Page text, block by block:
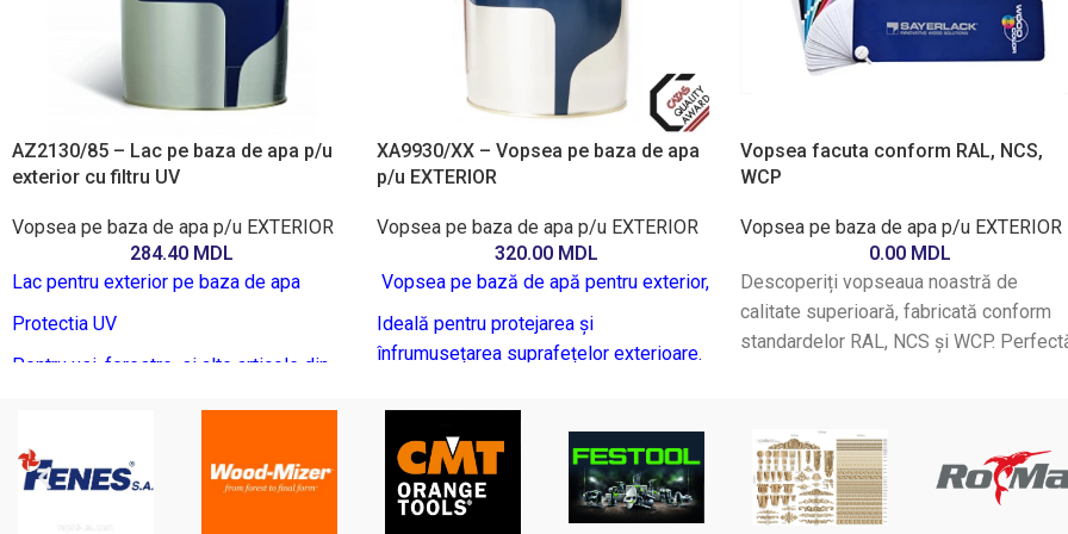
AZ2130/85 – Lac pe baza de apa p/u
exterior cu filtru UV
Vopsea pe baza de apa p/u EXTERIOR
284.40 MDL
Lac pentru exterior pe baza de apa
Protectia UV
Pentru usi, ferestre, si alte articole din
ridicata
XA9930/XX – Vopsea pe baza de apa
p/u EXTERIOR
Vopsea pe baza de apa p/u EXTERIOR
320.00 MDL
Vopsea pe bază de apă pentru exterior,
Ideală pentru protejarea și
înfrumusețarea suprafețelor exterioare.
Perfectă pentru orice proiect de
renovare sau construcție,
Vopsea facuta conform RAL, NCS,
WCP
Vopsea pe baza de apa p/u EXTERIOR
0.00 MDL
Descoperiți vopseaua noastră de
calitate superioară, fabricată conform
standardelor RAL, NCS și WCP.
excelentă și o durabilitate extremă.
Alegeți dintr-o gamă variată de culori
pentru a da viață oricărui spațiu. Ideală
pentru uz interior și exterior, vopseaua